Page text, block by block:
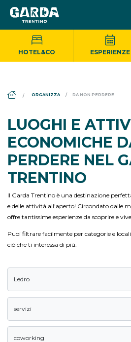
HOTEL&CO ESPERIENZE
DS_BREADCRUMB.HOME
ORGANIZZA DA NON PERDERE
LUOGHI E
ECONOMICHE
PERDERE NEL
TRENTINO
Il Garda Trentino è una destinazione
e delle attività all'aperto! Circondato dalle
offre tantissime esperienze da scoprire e
Puoi filtrare facilmente per categorie e
ciò che ti interessa di più.
Ledro
servizi
coworking